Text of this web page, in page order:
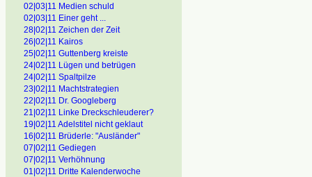
02|03|11 Medien schuld
02|03|11 Einer geht ...
28|02|11 Zeichen der Zeit
26|02|11 Kairos
25|02|11 Guttenberg kreiste
24|02|11 Lügen und betrügen
24|02|11 Spaltpilze
23|02|11 Machtstrategien
22|02|11 Dr. Googleberg
21|02|11 Linke Dreckschleuderer?
19|02|11 Adelstitel nicht geklaut
16|02|11 Brüderle: "Ausländer"
07|02|11 Gediegen
07|02|11 Verhöhnung
01|02|11 Dritte Kalenderwoche